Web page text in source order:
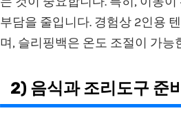
부담을 줄입니다. 경험상 2인용
며, 슬리핑백은 온도 조절이 가능
2) 음식과 조리도구 준